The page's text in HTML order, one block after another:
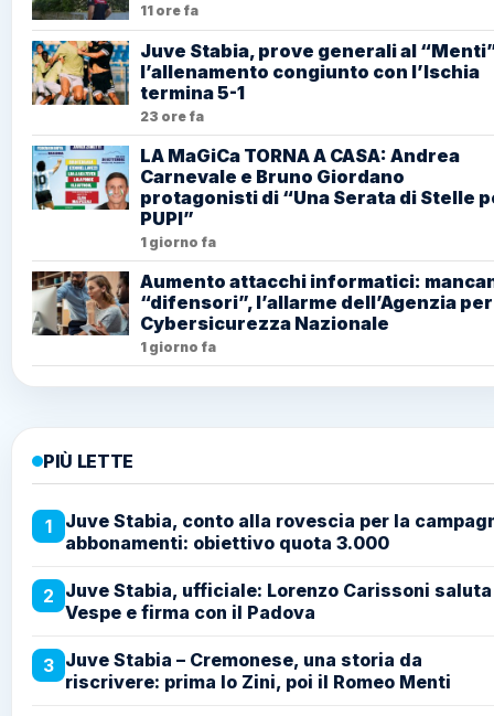
11 ore fa
Juve Stabia, prove generali al
l’allenamento congiunto con l’Ischia
termina 5-1
23 ore fa
LA MaGiCa TORNA A CASA: Andrea
Carnevale e Bruno Giordano
protagonisti di “Una Serata di Stelle
PUPI”
1 giorno fa
Aumento attacchi informatici:
“difensori”, l’allarme dell’Agenzia
Cybersicurezza Nazionale
1 giorno fa
PIÙ LETTE
1
Juve Stabia, conto alla rovescia per la
abbonamenti: obiettivo quota 3.000
2 Juve Stabia, ufficiale: Lorenzo Carissoni
Vespe e firma con il Padova
3 Juve Stabia – Cremonese, una storia da
riscrivere: prima lo Zini, poi il Romeo Menti